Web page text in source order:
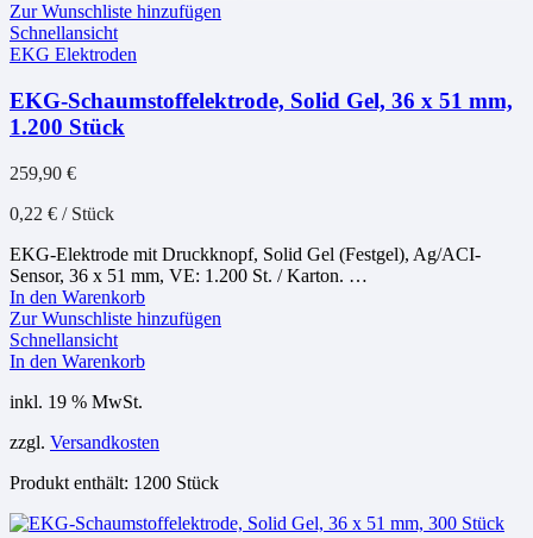
Zur Wunschliste hinzufügen
Schnellansicht
EKG Elektroden
EKG-Schaumstoffelektrode, Solid Gel, 36 x 51 mm,
1.200 Stück
259,90 €
0,22 € / Stück
EKG-Elektrode mit Druckknopf, Solid Gel (Festgel), Ag/ACI-
Sensor, 36 x 51 mm, VE: 1.200 St. / Karton. …
In den Warenkorb
Zur Wunschliste hinzufügen
Schnellansicht
In den Warenkorb
inkl. 19 % MwSt.
zzgl. Versandkosten
Produkt enthält: 1200 Stück